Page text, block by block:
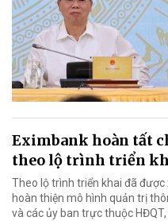
Eximbank hoàn tất
theo lộ trình triển
Theo lộ trình triển khai đã
hoàn thiện mô hình quản trị
và các ủy ban trực thuộc